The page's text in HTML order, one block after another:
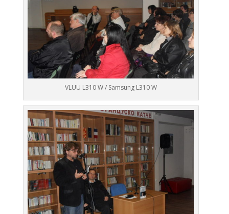
VLUU L310 W / Samsung L310 W